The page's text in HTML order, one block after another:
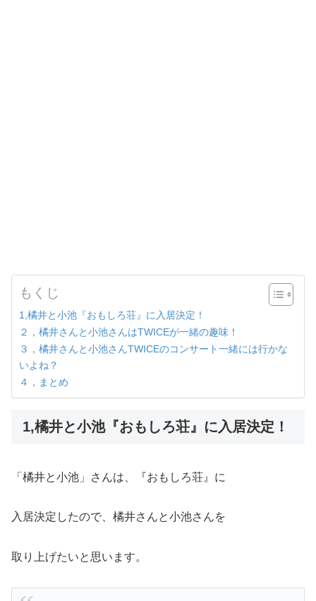
もくじ
1,橘井と小池『おもしろ荘』に入居決定！
２，橘井さんと小池さんはTWICEが一緒の趣味！
３，橘井さんと小池さんTWICEのコンサート一緒には行かな
いよね？
４，まとめ
1,橘井と小池『おもしろ荘』に入居決定！
「橘井と小池」さんは、『おもしろ荘』に
入居決定したので、橘井さんと小池さんを
取り上げたいと思います。